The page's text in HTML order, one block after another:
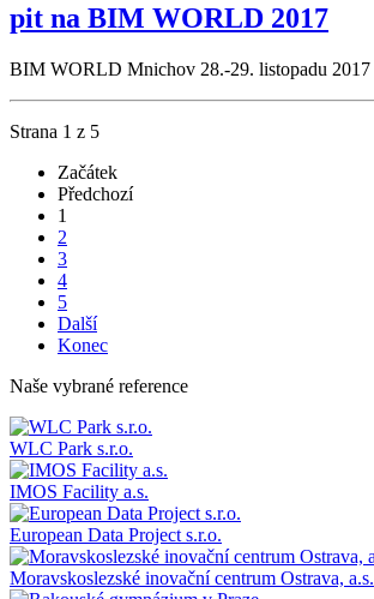
pit na BIM WORLD 2017
BIM WORLD Mnichov 28.-29. listopadu 2017
Strana 1 z 5
Začátek
Předchozí
1
2
3
4
5
Další
Konec
Naše vybrané reference
WLC Park s.r.o.
IMOS Facility a.s.
European Data Project s.r.o.
Moravskoslezské inovační centrum Ostrava, a.s.